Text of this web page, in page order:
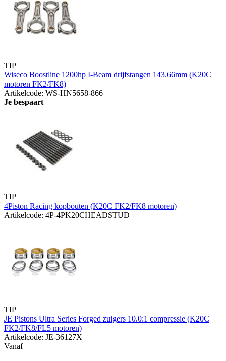
TIP
Wiseco Boostline 1200hp I-Beam drijfstangen 143.66mm (K20C
motoren FK2/FK8)
Artikelcode: WS-HN5658-866
Je bespaart
TIP
4Piston Racing kopbouten (K20C FK2/FK8 motoren)
Artikelcode: 4P-4PK20CHEADSTUD
TIP
JE Pistons Ultra Series Forged zuigers 10.0:1 compressie (K20C
FK2/FK8/FL5 motoren)
Artikelcode: JE-36127X
Vanaf